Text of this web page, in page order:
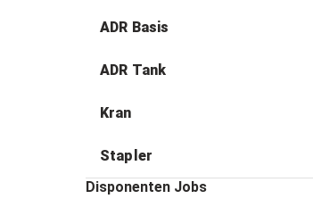
ADR Basis
ADR Tank
Kran
Stapler
Disponenten Jobs